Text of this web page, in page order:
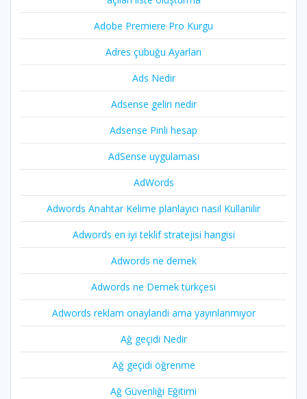
Adobe Premiere Pro Kurgu
Adres çubuğu Ayarları
Ads Nedir
Adsense geliri nedir
Adsense Pinli hesap
AdSense uygulaması
AdWords
Adwords Anahtar Kelime planlayıcı nasıl Kullanılır
Adwords en iyi teklif stratejisi hangisi
Adwords ne demek
Adwords ne Demek türkçesi
Adwords reklam onaylandi ama yayınlanmıyor
Ağ geçidi Nedir
Ağ geçidi öğrenme
Ağ Güvenliği Eğitimi